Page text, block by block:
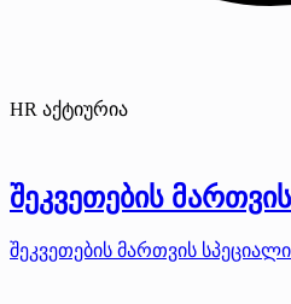
HR აქტიურია
შეკვეთების
შეკვეთების მართვის